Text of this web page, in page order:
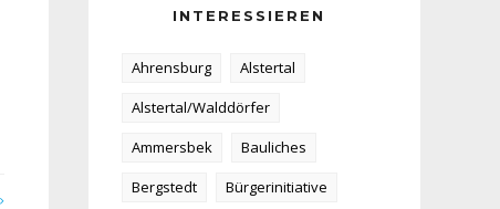
INTERESSIEREN
Ahrensburg
Alstertal
Alstertal/Walddörfer
Ammersbek
Bauliches
Bergstedt
Bürgerinitiative